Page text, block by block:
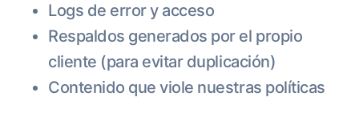
Logs de error y acceso
Respaldos generados por el propio
cliente (para evitar duplicación)
Contenido que viole nuestras políticas